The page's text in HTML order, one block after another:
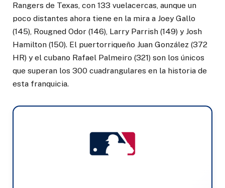
Rangers de Texas, con 133 vuelacercas, aunque un
poco distantes ahora tiene en la mira a Joey Gallo
(145), Rougned Odor (146), Larry Parrish (149) y Josh
Hamilton (150). El puertorriqueño Juan González (372
HR) y el cubano Rafael Palmeiro (321) son los únicos
que superan los 300 cuadrangulares en la historia de
esta franquicia.